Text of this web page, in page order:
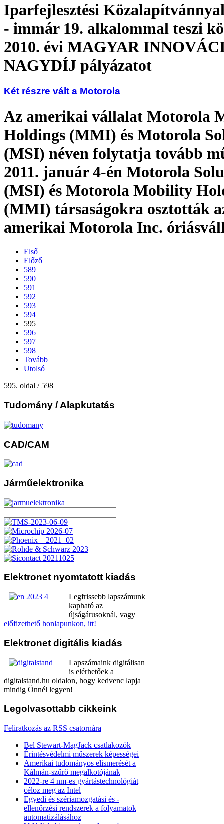
Iparfejlesztési
- immár 19. alkalommal teszi
2010. évi MAGYAR
NAGYDÍJ pályázatot
Két részre vált a Motorola
Az amerikai vállalat Motorola
Holdings (MMI) és Motorola
(MSI) néven folytatja tovább
2011. január 4-én Motorola
(MSI) és Motorola Mobility
(MMI) társaságokra osztották
amerikai Motorola Inc.
Első
Előző
589
590
591
592
593
594
595
596
597
598
Tovább
Utolsó
595. oldal / 598
Tudomány / Alapkutatás
CAD/CAM
Járműelektronika
Elektronet nyomtatott kiadás
Legfrissebb lapszámunk
kapható az
újságárusoknál, vagy
előfizethető honlapunkon, itt!
Elektronet digitális kiadás
Lapszámaink digitálisan
is elérhetőek a
digitalstand.hu oldalon, hogy kedvenc lapja
mindig Önnél legyen!
Legolvasottabb cikkeink
Feliratkozás az RSS csatornára
Bel Stewart-MagJack csatlakozók
Érintésvédelmi műszerek képességei
Amerikai tudományos elismerését a
Kálmán-szűrő megalkotójának
2022-re 4 nm-es gyártástechnológiát
céloz meg az Intel
Egyedi és szériamozgatási és -
ellenőrzési rendszerek a folyamatok
automatizálásához